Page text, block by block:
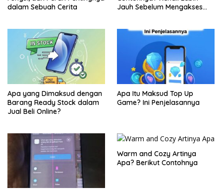
dalam Sebuah Cerita
Jauh Sebelum Mengakses
Apa yang Dimaksud dengan
Barang Ready Stock dalam
Jual Beli Online?
Apa Itu Maksud Top Up
Game? Ini Penjelasannya
Warm and Cozy Artinya
Apa? Berikut Contohnya